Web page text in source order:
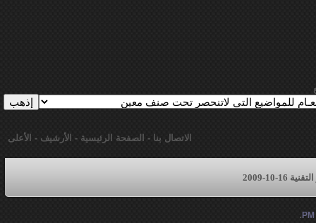
الاتصال بنا - الصفحة الرئيسية - الأرشيف - الأعلى
10-2009
.